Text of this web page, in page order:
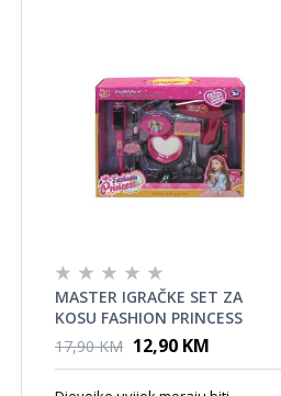
MASTER IGRAČKE SET ZA
KOSU FASHION PRINCESS
67108
17,90 KM 12,90 KM